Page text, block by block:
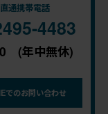
通携帯電話
4483
(年中無休)
でのお問い合わせ